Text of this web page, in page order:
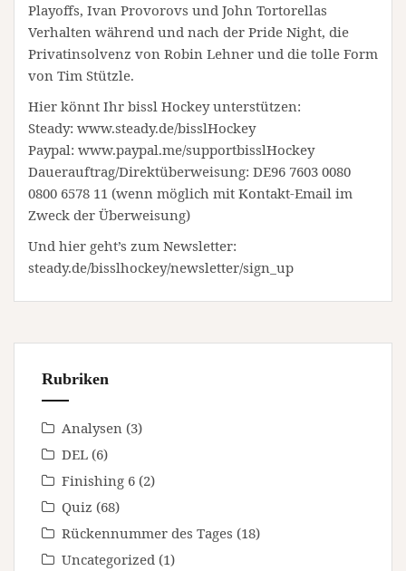
Playoffs, Ivan Provorovs und John Tortorellas
Verhalten während und nach der Pride Night, die
Privatinsolvenz von Robin Lehner und die tolle Form
von Tim Stützle.
Hier könnt Ihr bissl Hockey unterstützen:
Steady: www.steady.de/bisslHockey
Paypal: www.paypal.me/supportbisslHockey
Dauerauftrag/Direktüberweisung: DE96 7603 0080
0800 6578 11 (wenn möglich mit Kontakt-Email im
Zweck der Überweisung)
Und hier geht’s zum Newsletter:
steady.de/bisslhockey/newsletter/sign_up
Rubriken
Analysen (3)
DEL (6)
Finishing 6 (2)
Quiz (68)
Rückennummer des Tages (18)
Uncategorized (1)